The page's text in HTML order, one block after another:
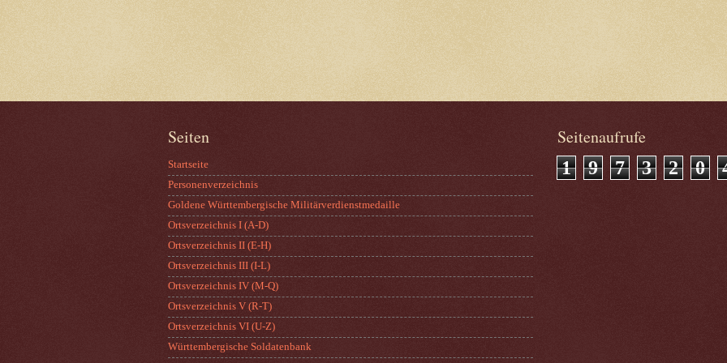
Seiten
Startseite
Personenverzeichnis
Goldene Württembergische Militärverdienstmedaille
Ortsverzeichnis I (A-D)
Ortsverzeichnis II (E-H)
Ortsverzeichnis III (I-L)
Ortsverzeichnis IV (M-Q)
Ortsverzeichnis V (R-T)
Ortsverzeichnis VI (U-Z)
Württembergische Soldatenbank
Seitenaufrufe
1 9 7 3 2 0